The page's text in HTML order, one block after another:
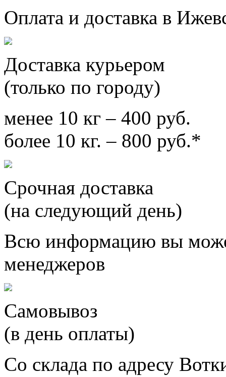
Оплата и доставка в
Доставка курьером
(только по городу)
менее 10 кг – 400 руб.
более 10 кг. – 800 руб.*
Срочная доставка
(на следующий день)
Всю информацию вы
менеджеров
Самовывоз
(в день оплаты)
Со склада по адресу